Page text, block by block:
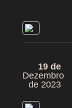
19 de
Dezembro
de 2023